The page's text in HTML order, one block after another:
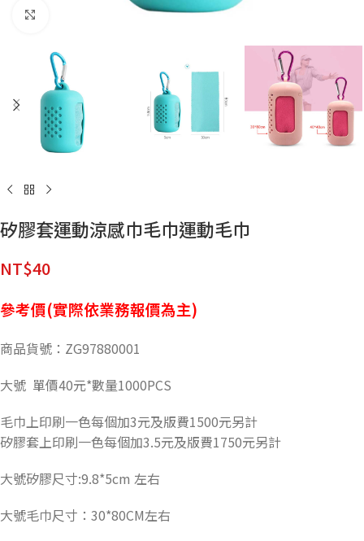
矽膠套運動涼感巾毛巾運動毛巾
NT$40
參考價(實際依業務報價為主)
商品貨號：ZG97880001
大號 單價40元*數量1000PCS
毛巾上印刷一色每個加3元及版費1500元另計
矽膠套上印刷一色每個加3.5元及版費1750元另計
大號矽膠尺寸:9.8*5cm 左右
大號毛巾尺寸：30*80CM左右